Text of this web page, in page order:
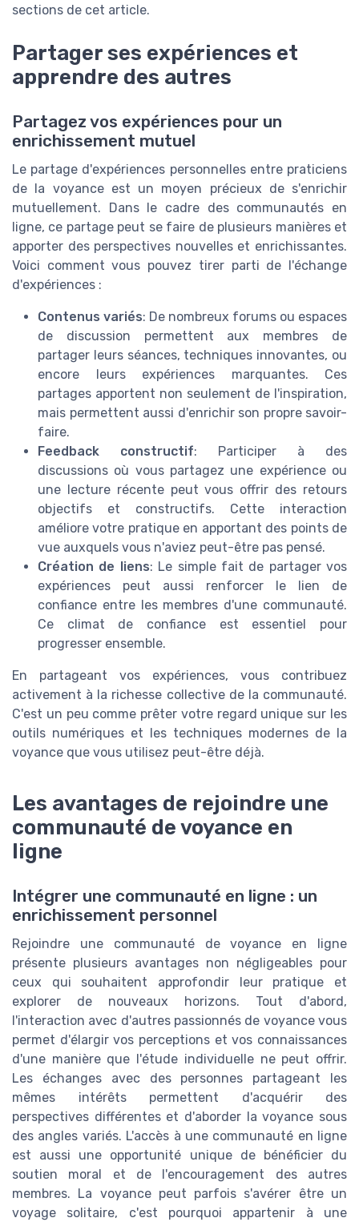
sections de cet article.
Partager ses expériences et
apprendre des autres
Partagez vos expériences pour un
enrichissement mutuel
Le partage d'expériences personnelles entre praticiens
de la voyance est un moyen précieux de s'enrichir
mutuellement. Dans le cadre des communautés en
ligne, ce partage peut se faire de plusieurs manières et
apporter des perspectives nouvelles et enrichissantes.
Voici comment vous pouvez tirer parti de l'échange
d'expériences :
Contenus variés: De nombreux forums ou espaces
de discussion permettent aux membres de
partager leurs séances, techniques innovantes, ou
encore leurs expériences marquantes. Ces
partages apportent non seulement de l'inspiration,
mais permettent aussi d'enrichir son propre savoir-
faire.
Feedback constructif: Participer à des
discussions où vous partagez une expérience ou
une lecture récente peut vous offrir des retours
objectifs et constructifs. Cette interaction
améliore votre pratique en apportant des points de
vue auxquels vous n'aviez peut-être pas pensé.
Création de liens: Le simple fait de partager vos
expériences peut aussi renforcer le lien de
confiance entre les membres d'une communauté.
Ce climat de confiance est essentiel pour
progresser ensemble.
En partageant vos expériences, vous contribuez
activement à la richesse collective de la communauté.
C'est un peu comme prêter votre regard unique sur les
outils numériques et les techniques modernes de la
voyance que vous utilisez peut-être déjà.
Les avantages de rejoindre une
communauté de voyance en
ligne
Intégrer une communauté en ligne : un
enrichissement personnel
Rejoindre une communauté de voyance en ligne
présente plusieurs avantages non négligeables pour
ceux qui souhaitent approfondir leur pratique et
explorer de nouveaux horizons. Tout d'abord,
l'interaction avec d'autres passionnés de voyance vous
permet d'élargir vos perceptions et vos connaissances
d'une manière que l'étude individuelle ne peut offrir.
Les échanges avec des personnes partageant les
mêmes intérêts permettent d'acquérir des
perspectives différentes et d'aborder la voyance sous
des angles variés. L'accès à une communauté en ligne
est aussi une opportunité unique de bénéficier du
soutien moral et de l'encouragement des autres
membres. La voyance peut parfois s'avérer être un
voyage solitaire, c'est pourquoi appartenir à une